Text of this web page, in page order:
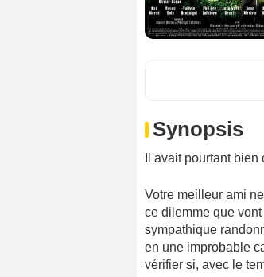
Synopsis
Il avait pourtant bien
Votre meilleur ami
ce dilemme que
sympathique
en une improbable
vérifier si, avec le